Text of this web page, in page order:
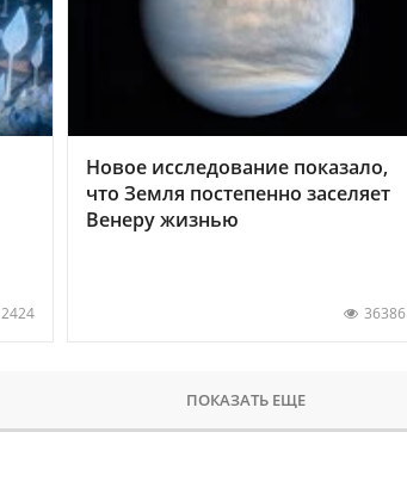
2424
Новое исследование показало,
что Земля постепенно заселяет
Венеру жизнью
36386
ПОКАЗАТЬ ЕЩЕ